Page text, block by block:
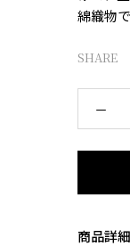
綿織物
SHARE
商品詳細